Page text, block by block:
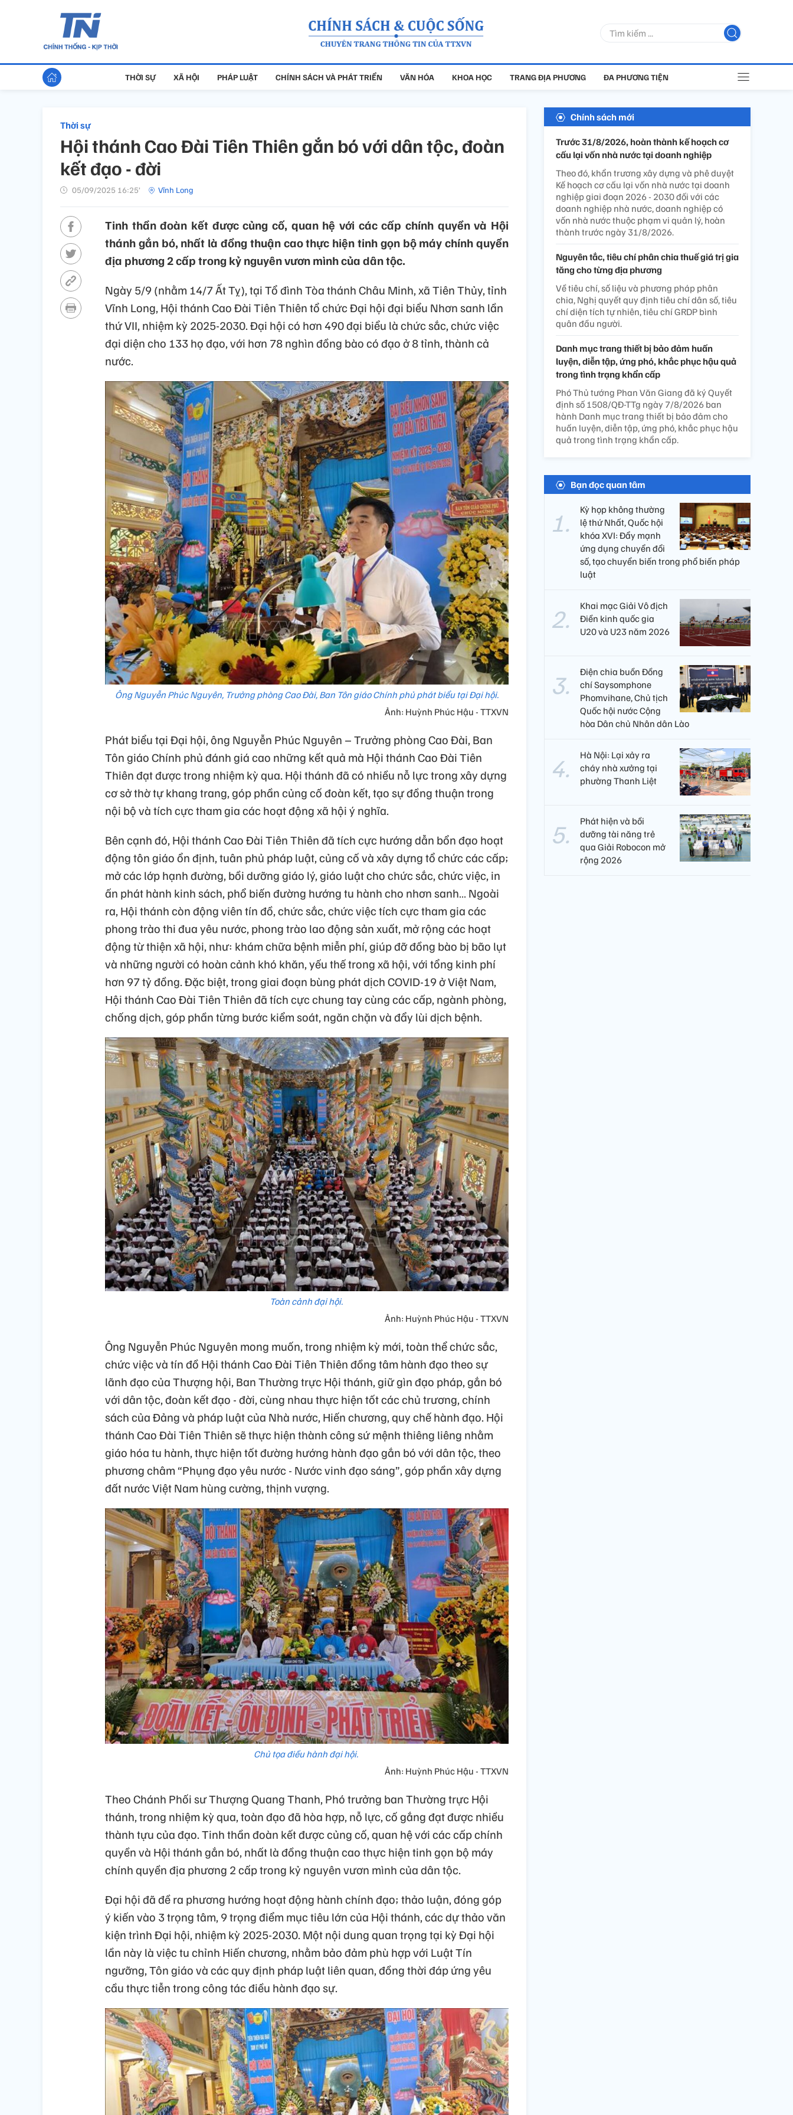
THỜI SỰ XÃ HỘI PHÁP LUẬT CHÍNH SÁCH VÀ PHÁT TRIỂN VĂN HÓA KHOA HỌC TRANG ĐỊA PHƯƠNG ĐA PHƯƠNG TIỆN
Thời sự
Hội thánh Cao Đài Tiên Thiên gắn bó với dân tộc, đoàn
kết đạo - đời
05/09/2025 16:25’ Vĩnh Long
Tinh thần đoàn kết được củng cố, quan hệ với các cấp chính quyền và Hội
thánh gắn bó, nhất là đồng thuận cao thực hiện tinh gọn bộ máy chính quyền
địa phương 2 cấp trong kỷ nguyên vươn mình của dân tộc.
Ngày 5/9 (nhằm 14/7 Ất Tỵ), tại Tổ đình Tòa thánh Châu Minh, xã Tiên Thủy, tỉnh
Vĩnh Long, Hội thánh Cao Đài Tiên Thiên tổ chức Đại hội đại biểu Nhơn sanh lần
thứ VII, nhiệm kỳ 2025-2030. Đại hội có hơn 490 đại biểu là chức sắc, chức việc
đại diện cho 133 họ đạo, với hơn 78 nghìn đồng bào có đạo ở 8 tỉnh, thành cả
nước.
Ông Nguyễn Phúc Nguyên, Trưởng phòng Cao Đài, Ban Tôn giáo Chính phủ phát biểu tại Đại hội.
Ảnh: Huỳnh Phúc Hậu - TTXVN
Phát biểu tại Đại hội, ông Nguyễn Phúc Nguyên – Trưởng phòng Cao Đài, Ban
Tôn giáo Chính phủ đánh giá cao những kết quả mà Hội thánh Cao Đài Tiên
Thiên đạt được trong nhiệm kỳ qua. Hội thánh đã có nhiều nỗ lực trong xây dựng
cơ sở thờ tự khang trang, góp phần củng cố đoàn kết, tạo sự đồng thuận trong
nội bộ và tích cực tham gia các hoạt động xã hội ý nghĩa.
Bên cạnh đó, Hội thánh Cao Đài Tiên Thiên đã tích cực hướng dẫn bổn đạo hoạt
động tôn giáo ổn định, tuân phủ pháp luật, củng cố và xây dựng tổ chức các cấp;
mở các lớp hạnh đường, bồi dưỡng giáo lý, giáo luật cho chức sắc, chức việc, in
ấn phát hành kinh sách, phổ biến đường hướng tu hành cho nhơn sanh… Ngoài
ra, Hội thánh còn động viên tín đồ, chức sắc, chức việc tích cực tham gia các
phong trào thi đua yêu nước, phong trào lao động sản xuất, mở rộng các hoạt
động từ thiện xã hội, như: khám chữa bệnh miễn phí, giúp đỡ đồng bào bị bão lụt
và những người có hoàn cảnh khó khăn, yếu thế trong xã hội, với tổng kinh phí
hơn 97 tỷ đồng. Đặc biệt, trong giai đoạn bùng phát dịch COVID-19 ở Việt Nam,
Hội thánh Cao Đài Tiên Thiên đã tích cực chung tay cùng các cấp, ngành phòng,
chống dịch, góp phần từng bước kiểm soát, ngăn chặn và đẩy lùi dịch bệnh.
Toàn cảnh đại hội.
Ảnh: Huỳnh Phúc Hậu - TTXVN
Ông Nguyễn Phúc Nguyên mong muốn, trong nhiệm kỳ mới, toàn thể chức sắc,
chức việc và tín đồ Hội thánh Cao Đài Tiên Thiên đồng tâm hành đạo theo sự
lãnh đạo của Thượng hội, Ban Thường trực Hội thánh, giữ gìn đạo pháp, gắn bó
với dân tộc, đoàn kết đạo - đời, cùng nhau thực hiện tốt các chủ trương, chính
sách của Đảng và pháp luật của Nhà nước, Hiến chương, quy chế hành đạo. Hội
thánh Cao Đài Tiên Thiên sẽ thực hiện thành công sứ mệnh thiêng liêng nhằm
giáo hóa tu hành, thực hiện tốt đường hướng hành đạo gắn bó với dân tộc, theo
phương châm “Phụng đạo yêu nước - Nước vinh đạo sáng”, góp phần xây dựng
đất nước Việt Nam hùng cường, thịnh vượng.
Chủ tọa điều hành đại hội.
Ảnh: Huỳnh Phúc Hậu - TTXVN
Theo Chánh Phối sư Thượng Quang Thanh, Phó trưởng ban Thường trực Hội
thánh, trong nhiệm kỳ qua, toàn đạo đã hòa hợp, nỗ lực, cố gắng đạt được nhiều
thành tựu của đạo. Tinh thần đoàn kết được củng cố, quan hệ với các cấp chính
quyền và Hội thánh gắn bó, nhất là đồng thuận cao thực hiện tinh gọn bộ máy
chính quyền địa phương 2 cấp trong kỷ nguyên vươn mình của dân tộc.
Đại hội đã đề ra phương hướng hoạt động hành chính đạo; thảo luận, đóng góp
ý kiến vào 3 trọng tâm, 9 trọng điểm mục tiêu lớn của Hội thánh, các dự thảo văn
kiện trình Đại hội, nhiệm kỳ 2025-2030. Một nội dung quan trọng tại kỳ Đại hội
lần này là việc tu chỉnh Hiến chương, nhằm bảo đảm phù hợp với Luật Tín
ngưỡng, Tôn giáo và các quy định pháp luật liên quan, đồng thời đáp ứng yêu
cầu thực tiễn trong công tác điều hành đạo sự.
Chính sách mới
Trước 31/8/2026, hoàn thành kế hoạch cơ
cấu lại vốn nhà nước tại doanh nghiệp
Theo đó, khẩn trương xây dựng và phê duyệt
Kế hoạch cơ cấu lại vốn nhà nước tại doanh
nghiệp giai đoạn 2026 - 2030 đối với các
doanh nghiệp nhà nước, doanh nghiệp có
vốn nhà nước thuộc phạm vi quản lý, hoàn
thành trước ngày 31/8/2026.
Nguyên tắc, tiêu chí phân chia thuế giá trị gia
tăng cho từng địa phương
Về tiêu chí, số liệu và phương pháp phân
chia, Nghị quyết quy định tiêu chí dân số, tiêu
chí diện tích tự nhiên, tiêu chí GRDP bình
quân đầu người.
Danh mục trang thiết bị bảo đảm huấn
luyện, diễn tập, ứng phó, khắc phục hậu quả
trong tình trạng khẩn cấp
Phó Thủ tướng Phan Văn Giang đã ký Quyết
định số 1508/QĐ-TTg ngày 7/8/2026 ban
hành Danh mục trang thiết bị bảo đảm cho
huấn luyện, diễn tập, ứng phó, khắc phục hậu
quả trong tình trạng khẩn cấp.
Bạn đọc quan tâm
Kỳ họp không thường
lệ thứ Nhất, Quốc hội
khóa XVI: Đẩy mạnh
ứng dụng chuyển đổi
số, tạo chuyển biến trong phổ biến pháp
luật
Khai mạc Giải Vô địch
Điền kinh quốc gia
U20 và U23 năm 2026
Điện chia buồn Đồng
chí Saysomphone
Phomvihane, Chủ tịch
Quốc hội nước Cộng
hòa Dân chủ Nhân dân Lào
Hà Nội: Lại xảy ra
cháy nhà xưởng tại
phường Thanh Liệt
Phát hiện và bồi
dưỡng tài năng trẻ
qua Giải Robocon mở
rộng 2026